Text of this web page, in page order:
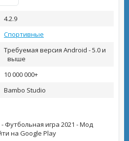
4.2.9
Спортивные
Требуемая версия Android - 5.0 и
выше
10 000 000+
Bambo Studio
Футбольная игра 2021 - Мод
на Google Play